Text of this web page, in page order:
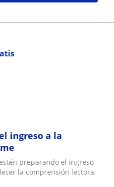
ingreso a la
preparando el ingreso
la comprensión lectora,